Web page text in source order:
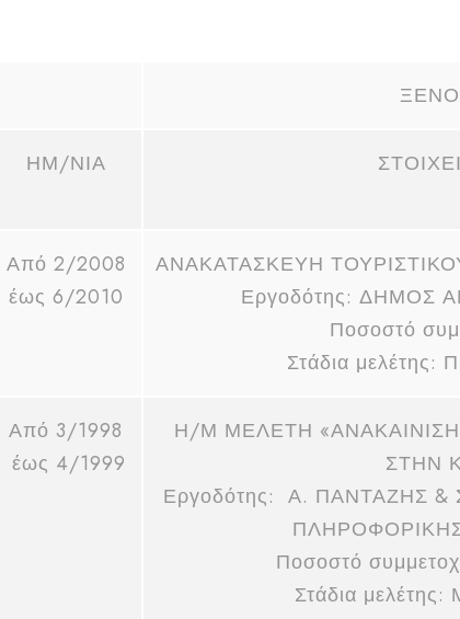
ΗΜ/ΝΙΑ
Από 2/2008
έως 6/2010
ΑΝΑΚΑΤΑΣΚΕΥΗ
Εργοδότης: ΔΗΜΟΣ
Ποσοστό
Στάδια μελέτης:
Από 3/1998
έως 4/1999
Η/Μ ΜΕΛΕΤΗ
ΣΤΗΝ
Εργοδότης: Α. ΠΑΝΤΑΖΗΣ
ΠΛΗΡΟΦΟΡΙΚΗΣ
Ποσοστό
Στάδια